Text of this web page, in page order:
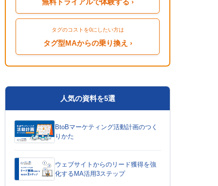
無料トライアルで体験する ›
タグのコストを0にしたい方は
タグ型MAからの乗り換え ›
人気の資料を5選
BtoBマーケティング活動計画のつく
りかた
ウェブサイトからのリード獲得を強
化するMA活用3ステップ